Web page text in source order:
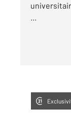
...